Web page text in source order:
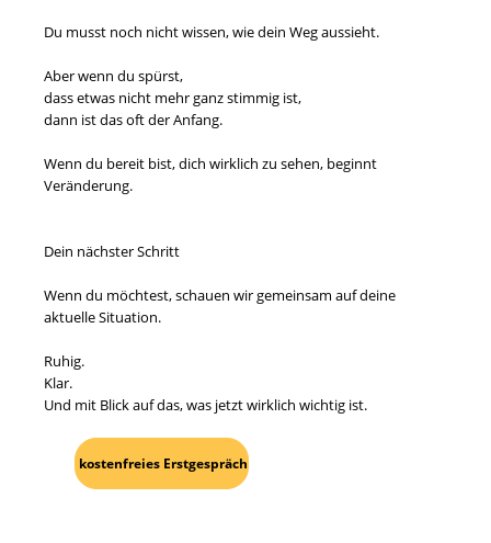
Du musst noch nicht wissen, wie dein Weg aussieht.
Aber wenn du spürst,
dass etwas nicht mehr ganz stimmig ist,
dann ist das oft der Anfang.
Wenn du bereit bist, dich wirklich zu sehen, beginnt
Veränderung.
Dein nächster Schritt
Wenn du möchtest, schauen wir gemeinsam auf deine
aktuelle Situation.
Ruhig.
Klar.
Und mit Blick auf das, was jetzt wirklich wichtig ist.
kostenfreies Erstgespräch